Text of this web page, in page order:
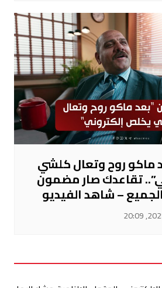
ماكو روح وتعال كلشي
تقاعدك صار مضمون
– شاهد الفيديو